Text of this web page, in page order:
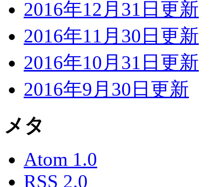
2016年12月31日更新
2016年11月30日更新
2016年10月31日更新
2016年9月30日更新
メタ
Atom 1.0
RSS 2.0